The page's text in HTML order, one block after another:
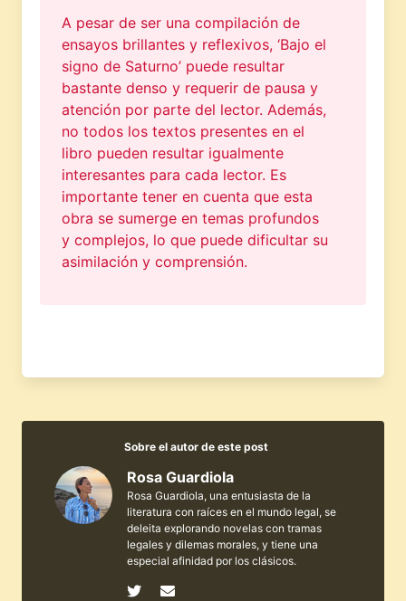
A pesar de ser una compilación de
ensayos brillantes y reflexivos, ‘Bajo el
signo de Saturno’ puede resultar
bastante denso y requerir de pausa y
atención por parte del lector. Además,
no todos los textos presentes en el
libro pueden resultar igualmente
interesantes para cada lector. Es
importante tener en cuenta que esta
obra se sumerge en temas profundos
y complejos, lo que puede dificultar su
asimilación y comprensión.
Sobre el autor de este post
Rosa Guardiola
Rosa Guardiola, una entusiasta de la
literatura con raíces en el mundo legal, se
deleita explorando novelas con tramas
legales y dilemas morales, y tiene una
especial afinidad por los clásicos.